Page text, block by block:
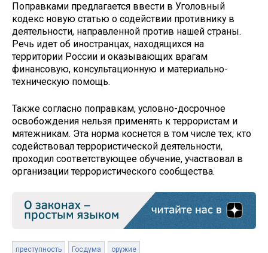
Поправками предлагается ввести в Уголовный
кодекс новую статью о содействии противнику в
деятельности, направленной против нашей страны.
Речь идет об иностранцах, находящихся на
территории России и оказывающих врагам
финансовую, консультационную и материально-
техническую помощь.
Также согласно поправкам, условно-досрочное
освобождения нельзя применять к террористам и
мятежникам. Эта норма коснется в том числе тех, кто
содействовал террористической деятельности,
проходил соответствующее обучение, участвовал в
организации террористического сообщества.
преступность Госдума оружие